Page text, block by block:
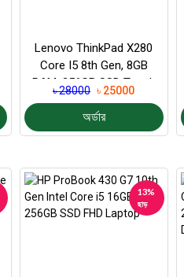
Lenovo ThinkPad X280
Core I5 8th Gen, 8GB
RAM, 256GB SSD Touch
Screen Laptop
৳ 28000 ৳ 25000
অর্ডার
13%
ছাড়